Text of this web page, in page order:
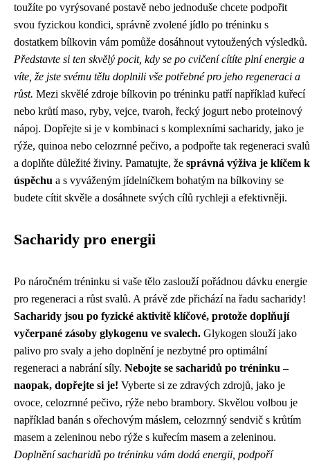
toužíte po vyrýsované postavě nebo jednoduše chcete podpořit
svou fyzickou kondici, správně zvolené jídlo po tréninku s
dostatkem bílkovin vám pomůže dosáhnout vytoužených výsledků.
Představte si ten skvělý pocit, kdy se po cvičení cítíte plní energie a
víte, že jste svému tělu doplnili vše potřebné pro jeho regeneraci a
růst. Mezi skvělé zdroje bílkovin po tréninku patří například kuřecí
nebo krůtí maso, ryby, vejce, tvaroh, řecký jogurt nebo proteinový
nápoj. Dopřejte si je v kombinaci s komplexními sacharidy, jako je
rýže, quinoa nebo celozrnné pečivo, a podpořte tak regeneraci svalů
a doplňte důležité živiny. Pamatujte, že správná výživa je klíčem k
úspěchu a s vyváženým jídelníčkem bohatým na bílkoviny se
budete cítit skvěle a dosáhnete svých cílů rychleji a efektivněji.
Sacharidy pro energii
Po náročném tréninku si vaše tělo zaslouží pořádnou dávku energie
pro regeneraci a růst svalů. A právě zde přichází na řadu sacharidy!
Sacharidy jsou po fyzické aktivitě klíčové, protože doplňují
vyčerpané zásoby glykogenu ve svalech. Glykogen slouží jako
palivo pro svaly a jeho doplnění je nezbytné pro optimální
regeneraci a nabrání síly. Nebojte se sacharidů po tréninku –
naopak, dopřejte si je! Vyberte si ze zdravých zdrojů, jako je
ovoce, celozrnné pečivo, rýže nebo brambory. Skvělou volbou je
například banán s ořechovým máslem, celozrnný sendvič s krůtím
masem a zeleninou nebo rýže s kuřecím masem a zeleninou.
Doplnění sacharidů po tréninku vám dodá energii, podpoří